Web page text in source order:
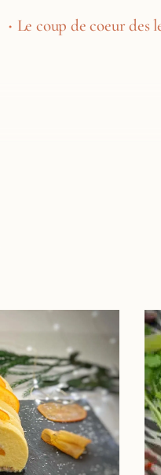
Le coup de coeur des